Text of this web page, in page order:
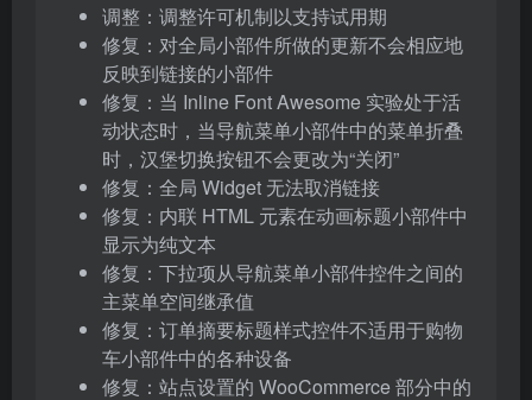
调整：调整许可机制以支持试用期
修复：对全局小部件所做的更新不会相应地
反映到链接的小部件
修复：当 Inline Font Awesome 实验处于活
动状态时，当导航菜单小部件中的菜单折叠
时，汉堡切换按钮不会更改为“关闭”
修复：全局 Widget 无法取消链接
修复：内联 HTML 元素在动画标题小部件中
显示为纯文本
修复：下拉项从导航菜单小部件控件之间的
主菜单空间继承值
修复：订单摘要标题样式控件不适用于购物
车小部件中的各种设备
修复：站点设置的 WooCommerce 部分中的